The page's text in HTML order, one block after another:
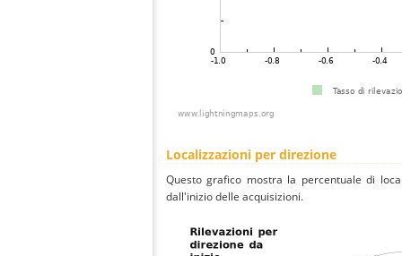
Localizzazioni per direzione
Questo grafico mostra la percentuale di
dall'inizio delle acquisizioni.